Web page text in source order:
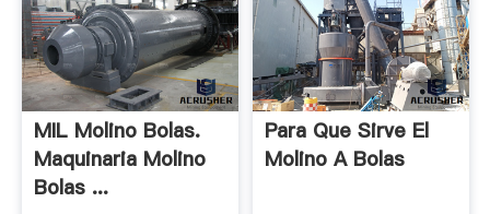
MIL Molino Bolas.
Maquinaria Molino
Bolas ...
Para Que Sirve El
Molino A Bolas